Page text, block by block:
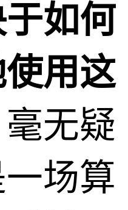
如何
用这
毫无疑
场算